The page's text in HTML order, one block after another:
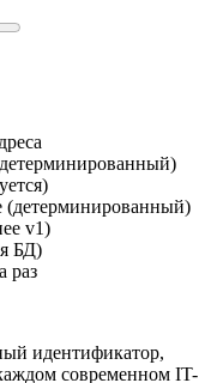
(детерминированный)
v1)
БД)
раз
идентификатор,
современном IT-